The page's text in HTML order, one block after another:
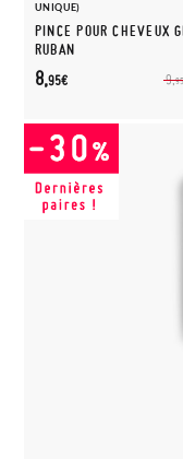
UNIQUE)
PINCE POUR CHEVEUX
RUBAN
9,
8,95€